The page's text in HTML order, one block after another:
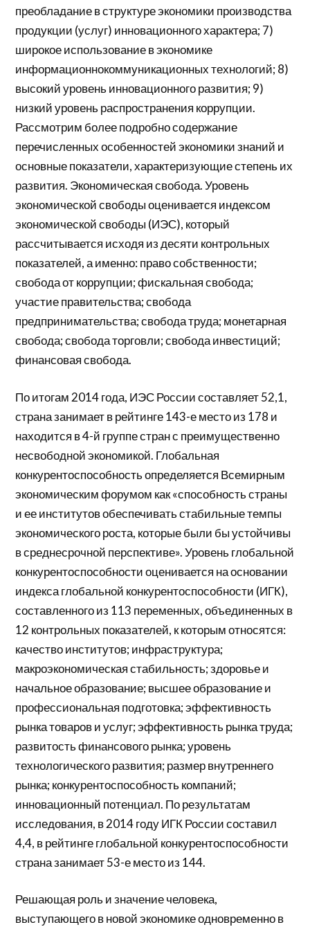
преобладание в структуре экономики производства
продукции (услуг) инновационного характера; 7)
широкое использование в экономике
информационнокоммуникационных технологий; 8)
высокий уровень инновационного развития; 9)
низкий уровень распространения коррупции.
Рассмотрим более подробно содержание
перечисленных особенностей экономики знаний и
основные показатели, характеризующие степень их
развития. Экономическая свобода. Уровень
экономической свободы оценивается индексом
экономической свободы (ИЭС), который
рассчитывается исходя из десяти контрольных
показателей, а именно: право собственности;
свобода от коррупции; фискальная свобода;
участие правительства; свобода
предпринимательства; свобода труда; монетарная
свобода; свобода торговли; свобода инвестиций;
финансовая свобода.
По итогам 2014 года, ИЭС России составляет 52,1,
страна занимает в рейтинге 143-е место из 178 и
находится в 4-й группе стран с преимущественно
несвободной экономикой. Глобальная
конкурентоспособность определяется Всемирным
экономическим форумом как «способность страны
и ее институтов обеспечивать стабильные темпы
экономического роста, которые были бы устойчивы
в среднесрочной перспективе». Уровень глобальной
конкурентоспособности оценивается на основании
индекса глобальной конкурентоспособности (ИГК),
составленного из 113 переменных, объединенных в
12 контрольных показателей, к которым относятся:
качество институтов; инфраструктура;
макроэкономическая стабильность; здоровье и
начальное образование; высшее образование и
профессиональная подготовка; эффективность
рынка товаров и услуг; эффективность рынка труда;
развитость финансового рынка; уровень
технологического развития; размер внутреннего
рынка; конкурентоспособность компаний;
инновационный потенциал. По результатам
исследования, в 2014 году ИГК России составил
4,4, в рейтинге глобальной конкурентоспособности
страна занимает 53-е место из 144.
Решающая роль и значение человека,
выступающего в новой экономике одновременно в